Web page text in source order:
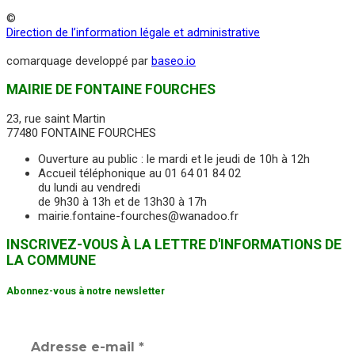
©
Direction de l’information légale et administrative
comarquage developpé par baseo.io
MAIRIE DE FONTAINE FOURCHES
23, rue saint Martin
77480 FONTAINE FOURCHES
Ouverture au public : le mardi et le jeudi de 10h à 12h
Accueil téléphonique au 01 64 01 84 02
du lundi au vendredi
de 9h30 à 13h et de 13h30 à 17h
mairie.fontaine-fourches@wanadoo.fr
INSCRIVEZ-VOUS À LA LETTRE D'INFORMATIONS DE
LA COMMUNE
Abonnez-vous à notre newsletter